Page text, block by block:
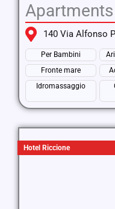
Apartments
140 Via Alfonso
Per Bambini
Fronte mare
Idromassaggio
Hotel Riccione